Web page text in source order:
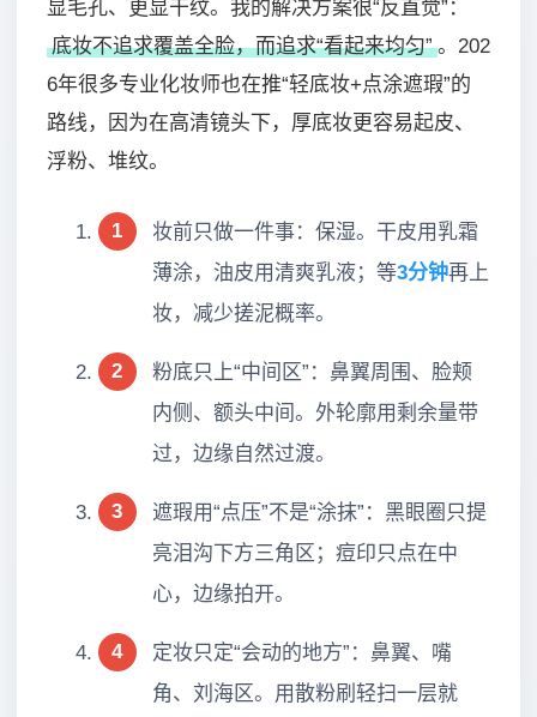
显毛孔、更显干纹。我的解决方案很“反直觉”：
底妆不追求覆盖全脸，而追求“看起来均匀” 。202
6年很多专业化妆师也在推“轻底妆+点涂遮瑕”的
路线，因为在高清镜头下，厚底妆更容易起皮、
浮粉、堆纹。
1
妆前只做一件事：保湿。干皮用乳霜
薄涂，油皮用清爽乳液；等3分钟再上
妆，减少搓泥概率。
2
粉底只上“中间区”：鼻翼周围、脸颊
内侧、额头中间。外轮廓用剩余量带
过，边缘自然过渡。
3
遮瑕用“点压”不是“涂抹”：黑眼圈只提
亮泪沟下方三角区；痘印只点在中
心，边缘拍开。
4
定妆只定“会动的地方”：鼻翼、嘴
角、刘海区。用散粉刷轻扫一层就